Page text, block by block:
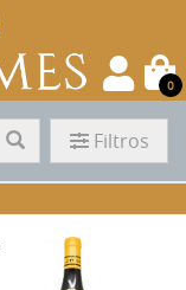
0
Filtros